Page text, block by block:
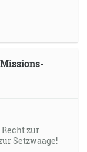
Missions-
Recht zur
Setzwaage!